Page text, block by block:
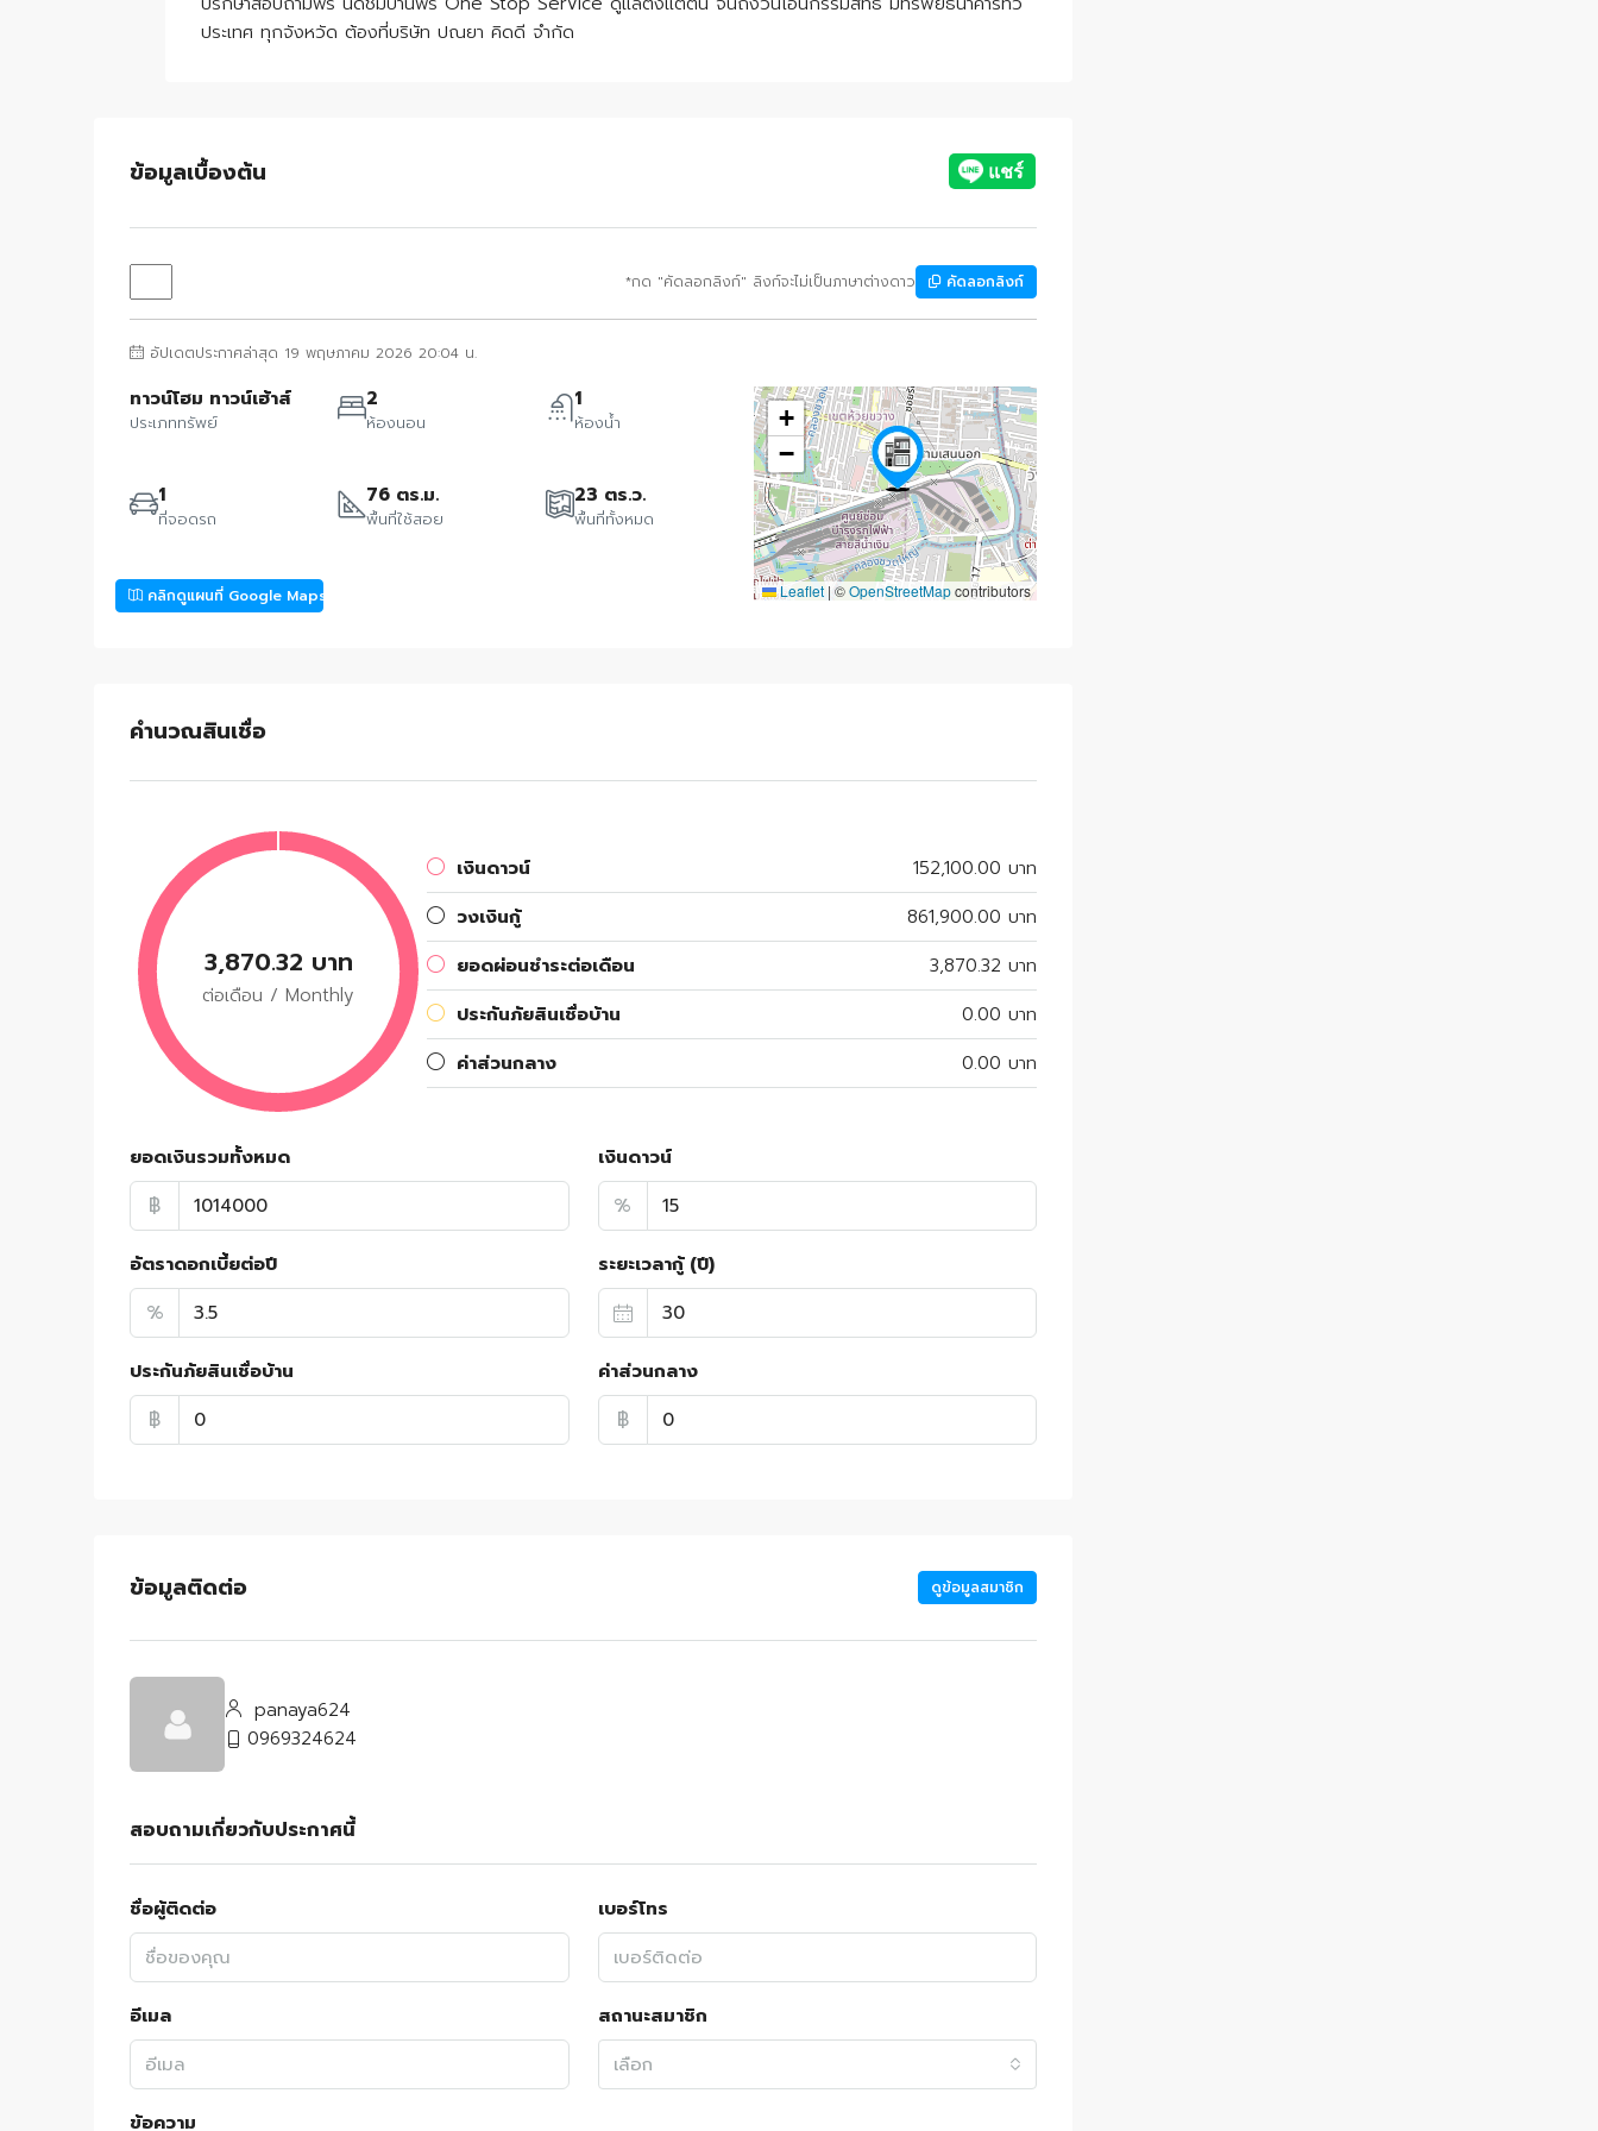
ประเทศ ทุกจังหวัด ต้องที่บริษัท ปณยา คิดดี จำกัด
ข้อมูลเบื้องต้น
*กด "คัดลอกลิงก์" ลิงก์จะไม่เป็นภาษาต่างดาว คัดลอกลิงก์
อัปเดตประกาศล่าสุด 19 พฤษภาคม 2026 20:04 น.
ทาวน์โฮม ทาวน์เฮ้าส์
ประเภททรัพย์
2
ห้องนอน
1
ห้องน้ำ
1
ที่จอดรถ
76 ตร.ม.
พื้นที่ใช้สอย
23 ตร.ว.
พื้นที่ทั้งหมด
คลิกดูแผนที่ Google Maps
+
−
Leaflet | ©OpenStreetMapcontributors
คำนวณสินเชื่อ
3,870.32 บาท
ต่อเดือน / Monthly
เงินดาวน์
152,100.00 บาท
วงเงินกู้
861,900.00 บาท
ยอดผ่อนชำระต่อเดือน
3,870.32 บาท
ประกันภัยสินเชื่อบ้าน
0.00 บาท
ค่าส่วนกลาง
0.00 บาท
ยอดเงินรวมทั้งหมด
฿
เงินดาวน์
%
อัตราดอกเบี้ยต่อปี
%
ระยะเวลากู้ (ปี)
ประกันภัยสินเชื่อบ้าน
฿
ค่าส่วนกลาง
฿
ข้อมูลติดต่อ ดูข้อมูลสมาชิก
panaya624
0969324624
สอบถามเกี่ยวกับประกาศนี้
ชื่อผู้ติดต่อ เบอร์โทร
อีเมล
สถานะสมาชิก
เลือก
ข้อความ